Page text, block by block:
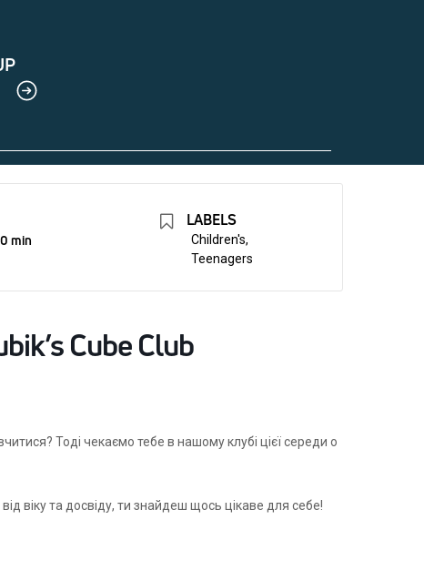
min
LABELS
Children's,
Teenagers
Cube Club
Тоді чекаємо тебе в нашому клубі цієї середи о
віку та досвіду, ти знайдеш щось цікаве для себе!